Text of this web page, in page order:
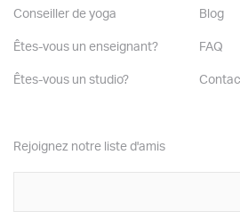
Conseiller de yoga
Êtes-vous un enseignant?
Êtes-vous un studio?
Blog
FAQ
Rejoignez notre liste d'amis